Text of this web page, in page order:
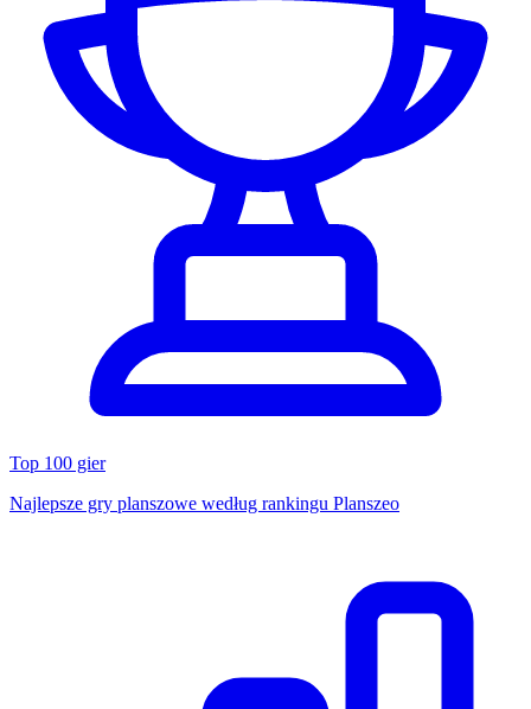
Top 100 gier
Najlepsze gry planszowe według rankingu Planszeo